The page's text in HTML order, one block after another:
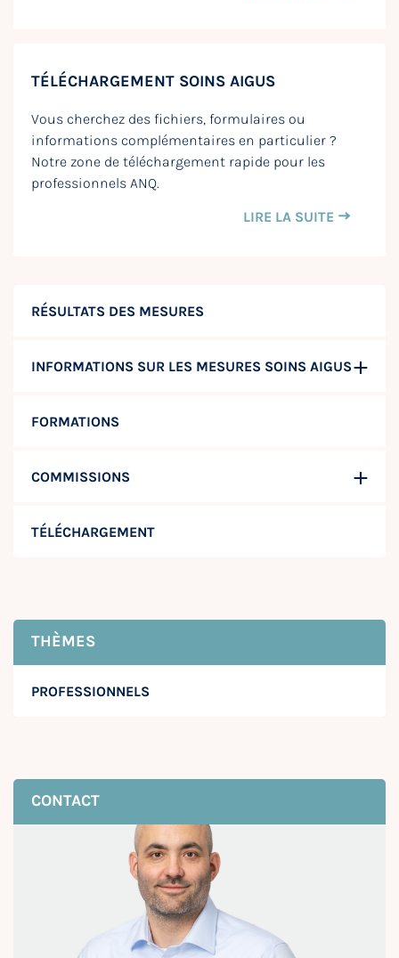
RÉSULTATS DES MESURES
INFORMATIONS SUR LES MESURES SOINS AIGUS
FORMATIONS
COMMISSIONS
TÉLÉCHARGEMENT
THÈMES
PROFESSIONNELS
CONTACT
TÉLÉCHARGEMENT SOINS AIGUS
Vous cherchez des fichiers, formulaires ou
informations complémentaires en particulier ?
Notre zone de téléchargement rapide pour les
professionnels ANQ.
LIRE LA SUITE